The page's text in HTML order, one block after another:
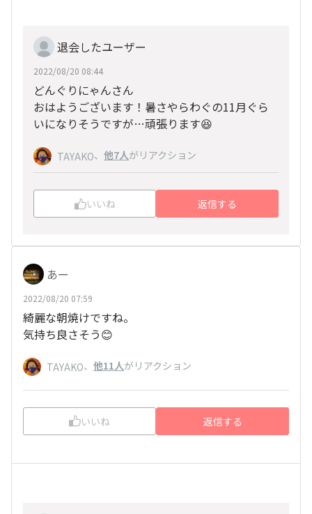
退会したユーザー
2022/08/20 08:44
どんぐりにゃんさん
おはようございます！暑さやらわぐの11月ぐら
いになりそうですが…頑張ります😆
TAYAKO、 他7人がリアクション
いいね 返信する
あー
2022/08/20 07:59
綺麗な朝焼けですね。
気持ち良さそう😊
TAYAKO、 他11人がリアクション
いいね 返信する